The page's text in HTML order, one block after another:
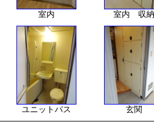
室内 室内 収納
ユニットバス 玄関